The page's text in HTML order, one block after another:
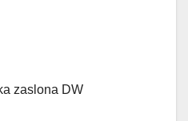
zaslona DW